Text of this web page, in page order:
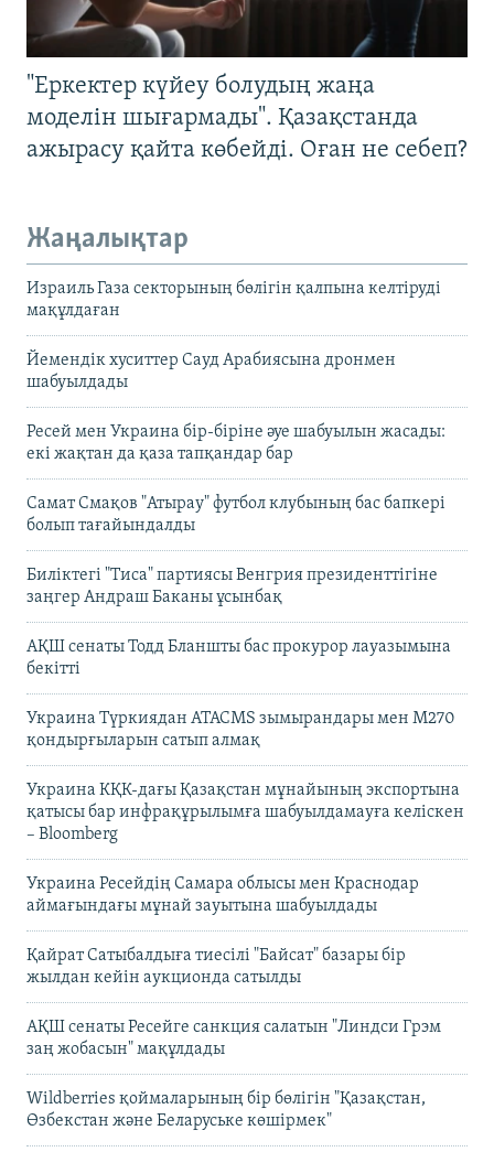
"Еркектер күйеу болудың жаңа
моделін шығармады". Қазақстанда
ажырасу қайта көбейді. Оған не себеп?
Жаңалықтар
Израиль Газа секторының бөлігін қалпына келтіруді
мақұлдаған
Йемендік хуситтер Сауд Арабиясына дронмен
шабуылдады
Ресей мен Украина бір-біріне әуе шабуылын жасады:
екі жақтан да қаза тапқандар бар
Самат Смақов "Атырау" футбол клубының бас бапкері
болып тағайындалды
Биліктегі "Тиса" партиясы Венгрия президенттігіне
заңгер Андраш Баканы ұсынбақ
АҚШ сенаты Тодд Бланшты бас прокурор лауазымына
бекітті
Украина Түркиядан ATACMS зымырандары мен M270
қондырғыларын сатып алмақ
Украина КҚК-дағы Қазақстан мұнайының экспортына
қатысы бар инфрақұрылымға шабуылдамауға келіскен
– Bloomberg
Украина Ресейдің Самара облысы мен Краснодар
аймағындағы мұнай зауытына шабуылдады
Қайрат Сатыбалдыға тиесілі "Байсат" базары бір
жылдан кейін аукционда сатылды
АҚШ сенаты Ресейге санкция салатын "Линдси Грэм
заң жобасын" мақұлдады
Wildberries қоймаларының бір бөлігін "Қазақстан,
Өзбекстан және Беларуське көшірмек"